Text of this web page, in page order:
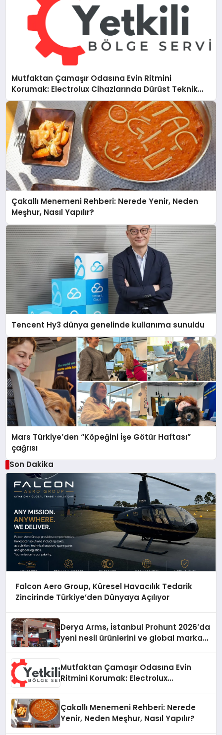
Mutfaktan Çamaşır Odasına Evin Ritmini
Korumak: Electrolux Cihazlarında Dürüst Teknik
Destek Deneyimi
Çakallı Menemeni Rehberi: Nerede Yenir, Neden
Meşhur, Nasıl Yapılır?
Tencent Hy3 dünya genelinde kullanıma sunuldu
Mars Türkiye’den “Köpeğini İşe Götür Haftası”
çağrısı
Son Dakika
Falcon Aero Group, Küresel Havacılık Tedarik
Zincirinde Türkiye’den Dünyaya Açılıyor
Derya Arms, İstanbul Prohunt 2026’da
yeni nesil ürünlerini ve global marka
Mutfaktan Çamaşır Odasına Evin
Ritmini Korumak: Electrolux
Çakallı Menemeni Rehberi: Nerede
Yenir, Neden Meşhur, Nasıl Yapılır?